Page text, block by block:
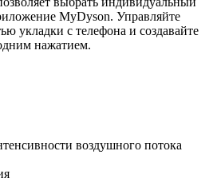
MyDyson. Управляйте
укладки с телефона и создавайте
нажатием.
воздушного потока